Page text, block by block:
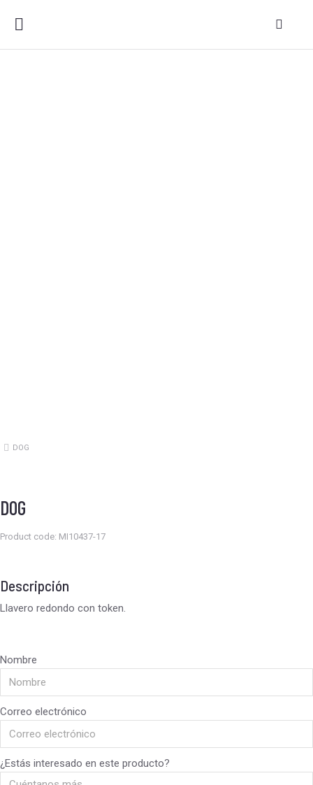
Estás aquí:
DOG
DOG
Product code: MI10437-17
Descripción
Llavero redondo con token.
Nombre
Correo electrónico
¿Estás interesado en este producto?